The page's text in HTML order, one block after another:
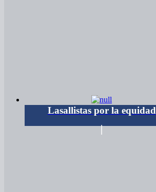
Lasallistas por la equidad